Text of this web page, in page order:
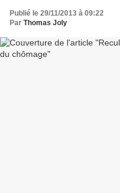
Publié le 29/11/2013 à 09:22
Par Thomas Joly